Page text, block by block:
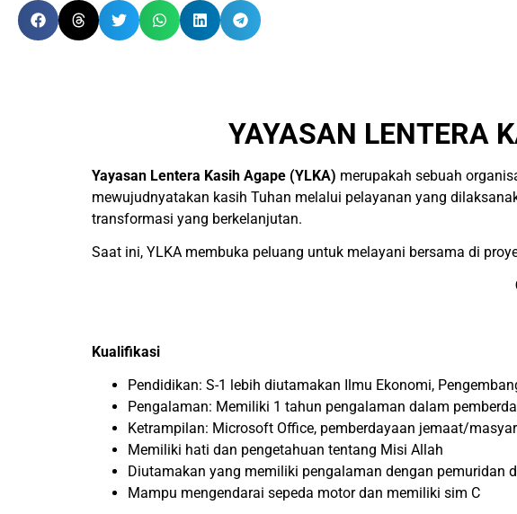
YAYASAN LENTERA
Yayasan Lentera Kasih Agape (YLKA) merupakah sebuah
mewujudnyatakan kasih Tuhan melalui pelayanan yang
transformasi yang berkelanjutan.
Saat ini, YLKA membuka peluang untuk melayani bersama di
Kualifikasi
Pendidikan: S-1 lebih diutamakan Ilmu Ekonomi,
Pengalaman: Memiliki 1 tahun pengalaman dalam
Ketrampilan: Microsoft Office, pemberdayaan jemaat/
Memiliki hati dan pengetahuan tentang Misi Allah
Diutamakan yang memiliki pengalaman dengan pemuridan
Mampu mengendarai sepeda motor dan memiliki sim C